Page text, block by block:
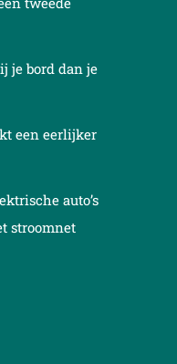
je bord dan je
een eerlijker
auto’s
stroomnet